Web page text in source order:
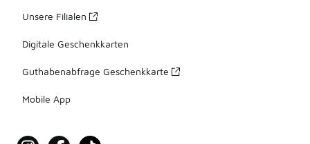
Unsere Filialen
Digitale Geschenkkarten
Guthabenabfrage Geschenkkarte
Mobile App